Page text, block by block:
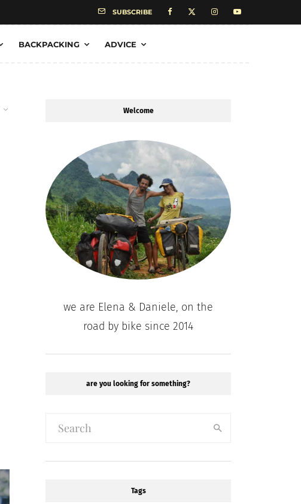
SUBSCRIBE
BACKPACKING ADVICE
Welcome
we are Elena & Daniele, on the
road by bike since 2014
are you looking for something?
Tags